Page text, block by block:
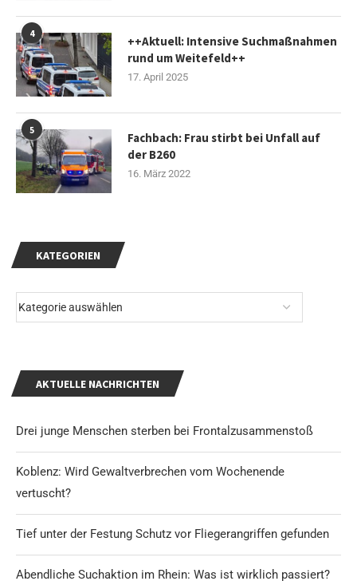
KATEGORIEN
AKTUELLE NACHRICHTEN
Drei junge Menschen sterben bei Frontalzusammenstoß
Koblenz: Wird Gewaltverbrechen vom Wochenende
vertuscht?
Tief unter der Festung Schutz vor Fliegerangriffen gefunden
Abendliche Suchaktion im Rhein: Was ist wirklich passiert?
4
++Aktuell: Intensive Suchmaßnahmen
rund um Weitefeld++
17. April 2025
5
Fachbach: Frau stirbt bei Unfall auf
der B260
16. März 2022